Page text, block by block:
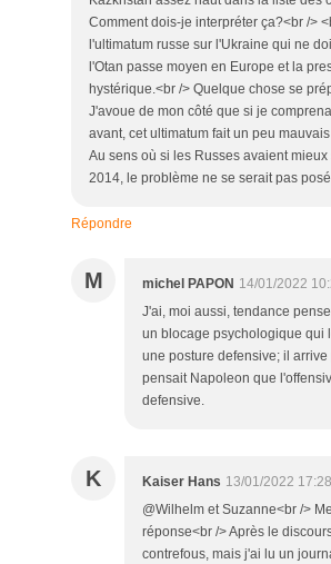
Comment dois-je interpréter ça?<br />
l'ultimatum russe sur l'Ukraine qui ne
l'Otan passe moyen en Europe et la
hystérique.<br /> Quelque chose se
J'avoue de mon côté que si je
avant, cet ultimatum fait un peu
Au sens où si les Russes avaient
2014, le problème ne se serait pas
Répondre
M michel PAPON 14/01/2022
J'ai, moi aussi, tendance
un blocage psychologique qui
une posture defensive; il
pensait Napoleon que
defensive.
K Kaiser Hans 13/01/2022 17:28
@Wilhelm et Suzanne<br />
réponse<br /> Après le
contrefous, mais j'ai lu un